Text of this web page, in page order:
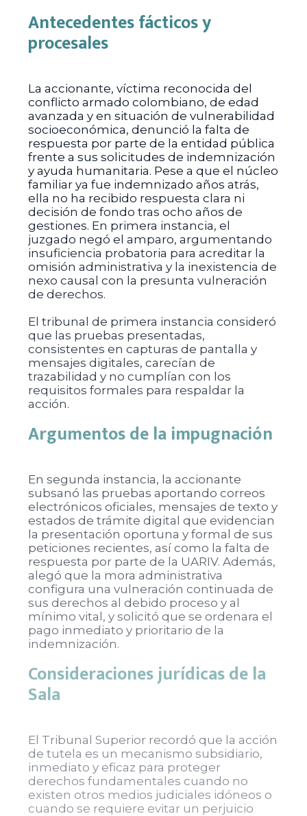
Antecedentes fácticos y
procesales
La accionante, víctima reconocida del
conflicto armado colombiano, de edad
avanzada y en situación de vulnerabilidad
socioeconómica, denunció la falta de
respuesta por parte de la entidad pública
frente a sus solicitudes de indemnización
y ayuda humanitaria. Pese a que el núcleo
familiar ya fue indemnizado años atrás,
ella no ha recibido respuesta clara ni
decisión de fondo tras ocho años de
gestiones. En primera instancia, el
juzgado negó el amparo, argumentando
insuficiencia probatoria para acreditar la
omisión administrativa y la inexistencia de
nexo causal con la presunta vulneración
de derechos.
El tribunal de primera instancia consideró
que las pruebas presentadas,
consistentes en capturas de pantalla y
mensajes digitales, carecían de
trazabilidad y no cumplían con los
requisitos formales para respaldar la
acción.
Argumentos de la impugnación
En segunda instancia, la accionante
subsanó las pruebas aportando correos
electrónicos oficiales, mensajes de texto y
estados de trámite digital que evidencian
la presentación oportuna y formal de sus
peticiones recientes, así como la falta de
respuesta por parte de la UARIV. Además,
alegó que la mora administrativa
configura una vulneración continuada de
sus derechos al debido proceso y al
mínimo vital, y solicitó que se ordenara el
pago inmediato y prioritario de la
indemnización.
Consideraciones jurídicas de la
Sala
El Tribunal Superior recordó que la acción
de tutela es un mecanismo subsidiario,
inmediato y eficaz para proteger
derechos fundamentales cuando no
existen otros medios judiciales idóneos o
cuando se requiere evitar un perjuicio